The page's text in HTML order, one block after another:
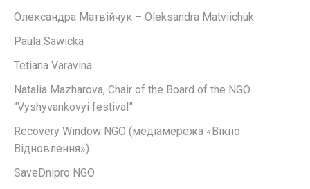
Олександра Матвійчук – Oleksandra Matviichuk
Paula Sawicka
Tetiana Varavina
Natalia Mazharova, Chair of the Board of the NGO
“Vyshyvankovyi festival”
Recovery Window NGO (медіамережа «Вікно
Відновлення»)
SaveDnipro NGO